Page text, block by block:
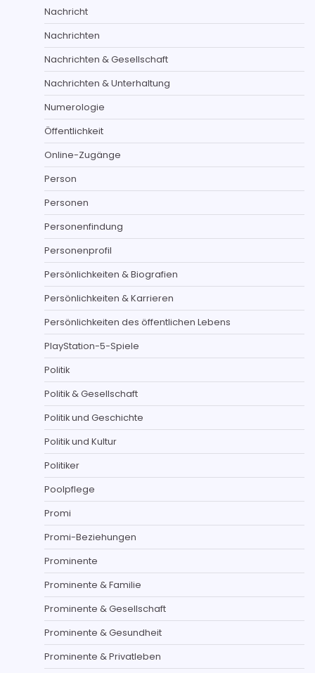
Nachricht
Nachrichten
Nachrichten & Gesellschaft
Nachrichten & Unterhaltung
Numerologie
Öffentlichkeit
Online-Zugänge
Person
Personen
Personenfindung
Personenprofil
Persönlichkeiten & Biografien
Persönlichkeiten & Karrieren
Persönlichkeiten des öffentlichen Lebens
PlayStation-5-Spiele
Politik
Politik & Gesellschaft
Politik und Geschichte
Politik und Kultur
Politiker
Poolpflege
Promi
Promi-Beziehungen
Prominente
Prominente & Familie
Prominente & Gesellschaft
Prominente & Gesundheit
Prominente & Privatleben